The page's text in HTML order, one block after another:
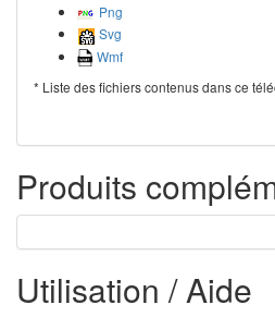
Png
Svg
Wmf
* Liste des fichiers contenus dans ce
Produits
Utilisation / Aide